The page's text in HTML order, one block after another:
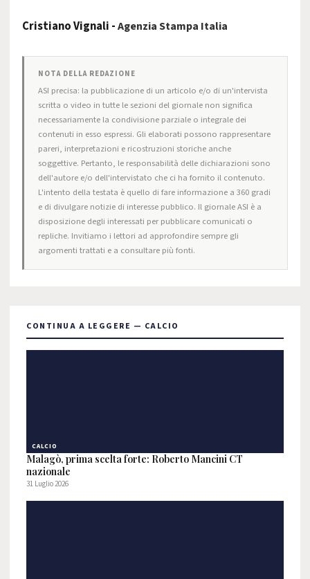
Cristiano Vignali -Agenzia Stampa Italia
NOTA DELLA REDAZIONE
ASI precisa: la pubblicazione di un articolo e/o di un'intervista
scritta o video in tutte le sezioni del giornale non significa
necessariamente la condivisione parziale o integrale dei
contenuti in esso espressi. Gli elaborati possono rappresentare
pareri, interpretazioni e ricostruzioni storiche anche
soggettive. Pertanto, le responsabilità delle dichiarazioni sono
dell'autore e/o dell'intervistato che ci ha fornito il contenuto.
L'intento della testata è quello di fare informazione a 360 gradi
e di divulgare notizie di interesse pubblico. Il giornale ASI è a
disposizione degli interessati per pubblicare comunicati o
repliche. Invitiamo i lettori ad approfondire sempre gli
argomenti trattati e a consultare più fonti.
CONTINUA A LEGGERE — CALCIO
CALCIO
Malagò, prima scelta forte: Roberto Mancini CT
nazionale
31 Luglio 2026